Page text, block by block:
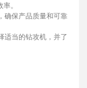
。
保产品质量和可靠
当的钻攻机，并了